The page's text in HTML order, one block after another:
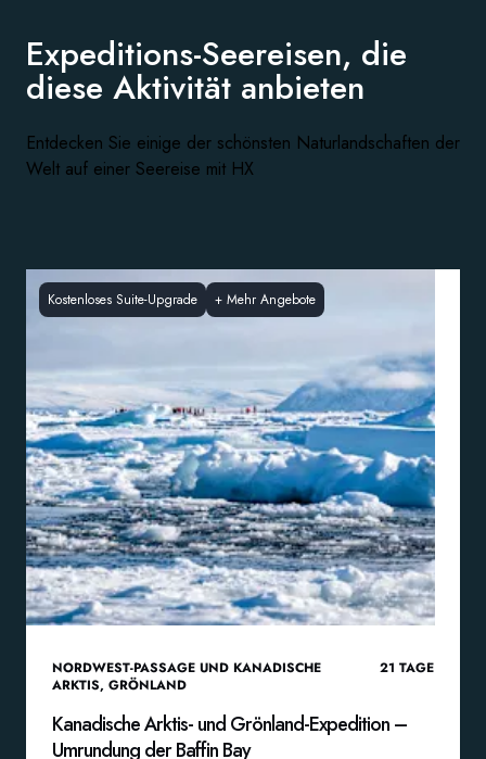
Expeditions-Seereisen, die
diese Aktivität anbieten
Entdecken Sie einige der schönsten Naturlandschaften der
Welt auf einer Seereise mit HX
Kostenloses Suite-Upgrade + Mehr Angebote
NORDWEST-PASSAGE UND KANADISCHE
ARKTIS, GRÖNLAND
21 TAGE
Kanadische Arktis- und Grönland-Expedition –
Umrundung der Baffin Bay